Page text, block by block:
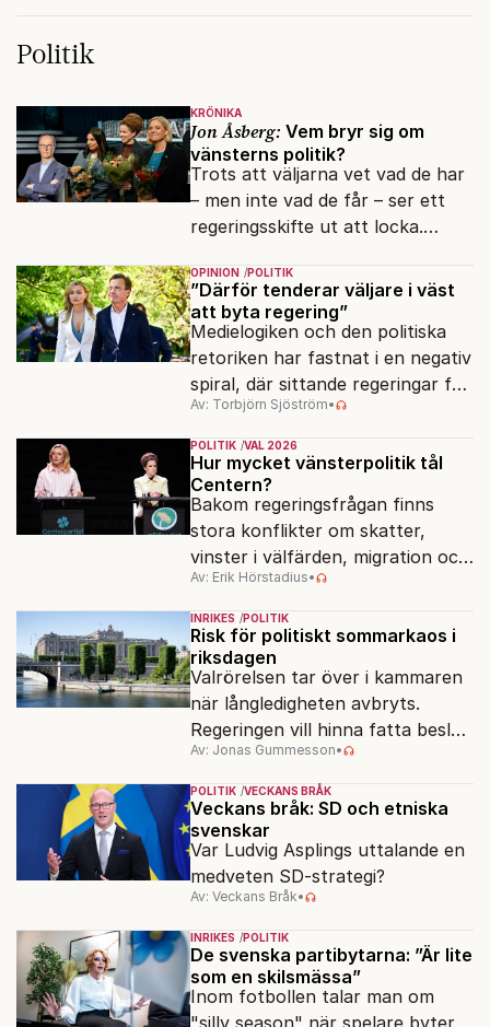
Politik
KRÖNIKA
Jon Åsberg: Vem bryr sig om
vänsterns politik?
Trots att väljarna vet vad de har
– men inte vad de får – ser ett
regeringsskifte ut att locka.
OPINION POLITIK
”Därför tenderar väljare i väst
att byta regering”
Medielogiken och den politiska
retoriken har fastnat i en negativ
spiral, där sittande regeringar får
klä skott för sådant som går
dåligt.
Av: Torbjörn Sjöström•
POLITIK VAL 2026
Hur mycket vänsterpolitik tål
Centern?
Bakom regeringsfrågan finns
stora konflikter om skatter,
vinster i välfärden, migration och
energi. Avståndet mellan C och
de rödgröna partierna är
fortfarande stort.
Av: Erik Hörstadius•
INRIKES POLITIK
Risk för politiskt sommarkaos i
riksdagen
Valrörelsen tar över i kammaren
när långledigheten avbryts.
Regeringen vill hinna fatta beslut
före valet – men oppositionen
ser sin chans att pressa
Tidösidan.
Av: Jonas Gummesson•
POLITIK VECKANS BRÅK
Veckans bråk: SD och etniska
svenskar
Var Ludvig Asplings uttalande en
medveten SD-strategi?
Av: Veckans Bråk•
INRIKES POLITIK
De svenska partibytarna: ”Är lite
som en skilsmässa”
Inom fotbollen talar man om